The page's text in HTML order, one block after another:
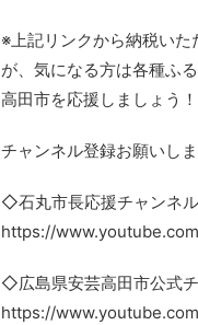
※上記リンクから納税い
が、気になる方は各種ふ
高田市を応援しましょう！
チャンネル登録お願いし
◇石丸市長応援チャンネル
https://
◇広島県安芸高田市公式
https://